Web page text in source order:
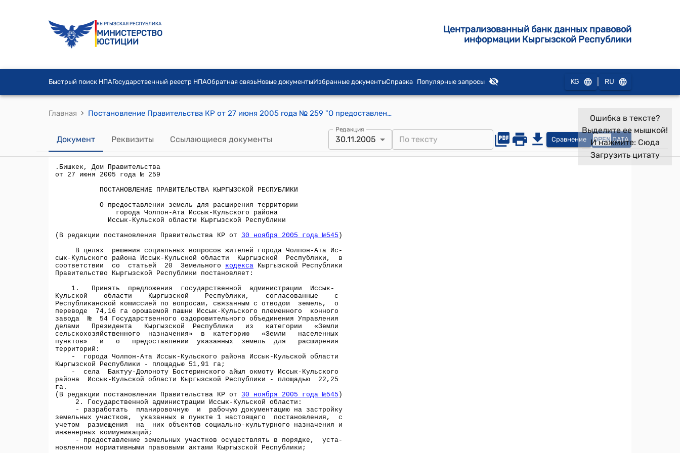
КЫРГЫЗСКАЯ РЕСПУБЛИКА
МИНИСТЕРСТВО
ЮСТИЦИИ
Централизованный банк данных правовой
информации Кыргызской Республики
Быстрый поиск НПАГосударственный реестр НПАОбратная связьНовые документыИзбранные документыСправка Популярные запросы KG RU
Главная › Постановление Правительства КР от 27 июня 2005 года № 259 "О предоставлении земель для расширения территории города Чолпон-Ата Иссык-Кульского района Иссык-Кульской области Кыргызской Республики"
Документ Реквизиты Ссылающиеся документы
Редакция
30.11.2005 Сравнение OPEN DATA
Ошибка в тексте?
Выделите ее мышкой!
И нажмите: Сюда
Загрузить цитату